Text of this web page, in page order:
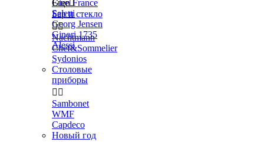
Gien France
Seletti
Georg Jensen
Ginori 1735
Alessi
Еще
Бар и стекло

Nachtmann
Chef&Sommelier
Sydonios
Столовые
приборы
 
Sambonet
WMF
Capdeco
Новый год